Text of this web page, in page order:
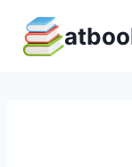
содержимому